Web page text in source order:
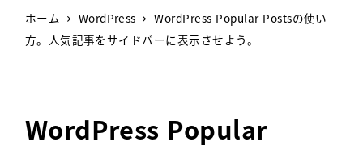
ホーム WordPress
WordPress Popular Postsの使い
方。人気記事をサイドバーに表示させよう。
WordPress Popular